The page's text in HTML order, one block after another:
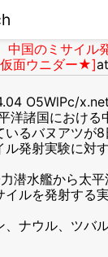
中国のミサイル
面ウニダー★]
O5WlPc/x.net
洋諸国におけ
るバヌアツが8
発射実験に対
潜水艦から太
イルを発射する
、ナウル、ツバ